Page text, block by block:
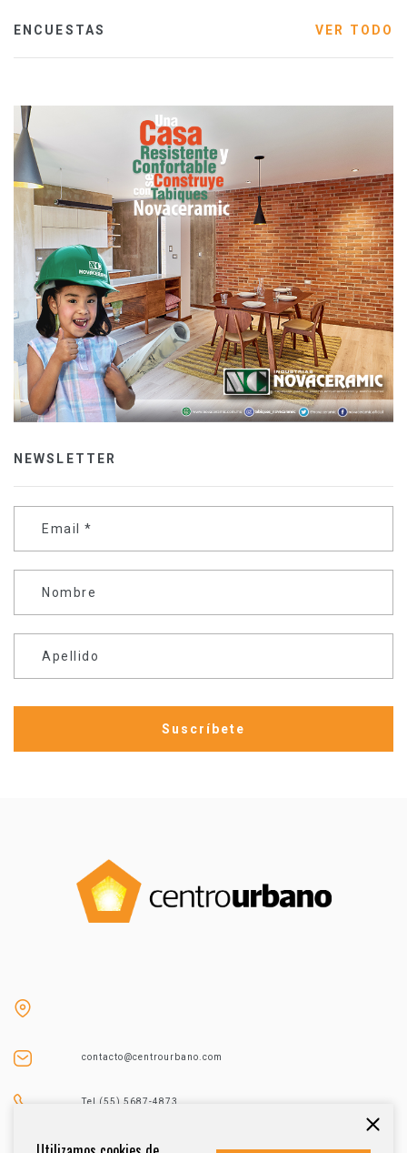
ENCUESTAS VER TODO
NEWSLETTER
Email *
Nombre
Apellido
contacto@centrourbano.com
Tel (55) 5687-4873